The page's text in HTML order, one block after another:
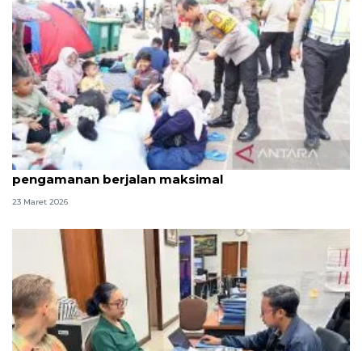
Tinjau Ancol, Kapolda Metro Jaya pastikan
pengamanan berjalan maksimal
23 Maret 2026